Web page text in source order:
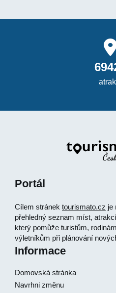
Portál
Cílem stránek tourismato.cz je
přehledný seznam míst,
který pomůže turistům,
výletníkům při plánování
Informace
Domovská stránka
Navrhni změnu